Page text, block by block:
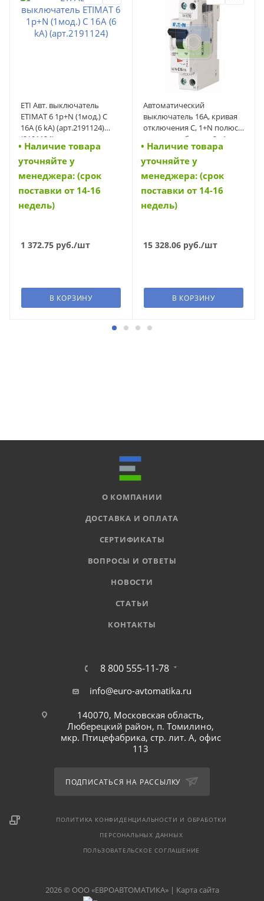
ETI Авт. выключатель
ETIMAT 6 1p+N (1мод.) С
16А (6 kA) (арт.2191124)
(2191124)
• Наличие товара
уточняйте у
менеджера: (срок
поставки от 14-16
недель)
1 372.75 руб./шт
В КОРЗИНУ
Автоматический
выключатель 16А, кривая
отключения C, 1+N полюса,
откл. способность 6 кА
(FAZ-PN-C16/1N) (279159)
• Наличие товара
уточняйте у
менеджера: (срок
поставки от 14-16
недель)
15 328.06 руб./шт
В КОРЗИНУ
О КОМПАНИИ
ДОСТАВКА И ОПЛАТА
СЕРТИФИКАТЫ
ВОПРОСЫ И ОТВЕТЫ
НОВОСТИ
СТАТЬИ
КОНТАКТЫ
8 800 555-11-78
info@euro-avtomatika.ru
140070, Московская область,
Люберецкий район, п. Томилино,
мкр. Птицефабрика, стр. лит. А, офис
113
ПОДПИСАТЬСЯ НА РАССЫЛКУ
ПОЛИТИКА КОНФИДЕНЦИАЛЬНОСТИ И ОБРАБОТКИ
ПЕРСОНАЛЬНЫХ ДАННЫХ
ПОЛЬЗОВАТЕЛЬСКОЕ СОГЛАШЕНИЕ
2026 © ООО «ЕВРОАВТОМАТИКА» | Карта сайта